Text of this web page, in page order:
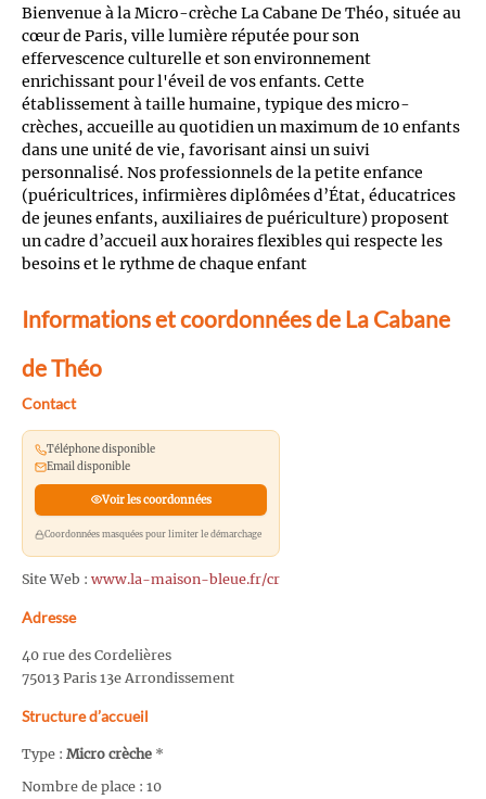
Bienvenue à la Micro-crèche La Cabane De Théo, située au
cœur de Paris, ville lumière réputée pour son
effervescence culturelle et son environnement
enrichissant pour l'éveil de vos enfants. Cette
établissement à taille humaine, typique des micro-
crèches, accueille au quotidien un maximum de 10 enfants
dans une unité de vie, favorisant ainsi un suivi
personnalisé. Nos professionnels de la petite enfance
(puéricultrices, infirmières diplômées d’État, éducatrices
de jeunes enfants, auxiliaires de puériculture) proposent
un cadre d’accueil aux horaires flexibles qui respecte les
besoins et le rythme de chaque enfant
Informations et coordonnées de La Cabane
de Théo
Contact
Téléphone disponible
Email disponible
Voir les coordonnées
Coordonnées masquées pour limiter le démarchage
Site Web : www.la-maison-bleue.fr/cr
Adresse
40 rue des Cordelières
75013 Paris 13e Arrondissement
Structure d’accueil
Type : Micro crèche *
Nombre de place : 10